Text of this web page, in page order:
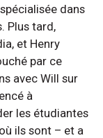
dans
Plus tard,
et Henry
par ce
avec Will sur
à
les étudiantes
ils sont – et a